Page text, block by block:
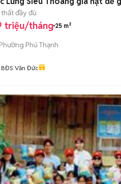
thất đầy đủ
triệu/tháng 25 m²
Phường Phú Thạnh
BĐS Văn Đức